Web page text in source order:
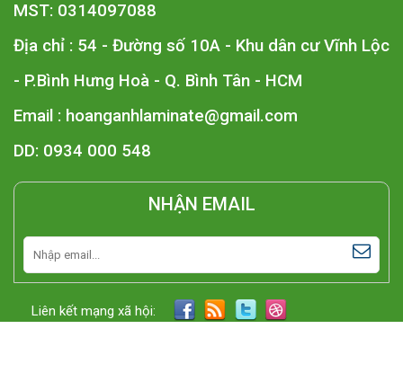
MST: 0314097088
Địa chỉ : 54 - Đường số 10A - Khu dân cư Vĩnh Lộc
- P.Bình Hưng Hoà - Q. Bình Tân - HCM
Email : hoanganhlaminate@gmail.com
DD: 0934 000 548
NHẬN EMAIL
Liên kết mạng xã hội: